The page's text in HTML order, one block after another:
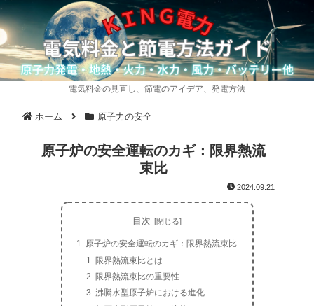
電気料金の見直し、節電のアイデア、発電方法
ホーム 原子力の安全
原子炉の安全運転のカギ：限界熱流
束比
2024.09.21
目次
原子炉の安全運転のカギ：限界熱流束比
限界熱流束比とは
限界熱流束比の重要性
沸騰水型原子炉における進化